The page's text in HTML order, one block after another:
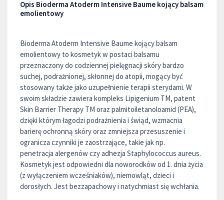
Opis Bioderma Atoderm Intensive Baume kojący balsam
emolientowy
Bioderma Atoderm Intensive Baume kojący balsam
emolientowy to kosmetyk w postaci balsamu
przeznaczony do codziennej pielęgnacji skóry bardzo
suchej, podrażnionej, skłonnej do atopii, mogący być
stosowany także jako uzupełnienie terapii sterydami. W
swoim składzie zawiera kompleks Lipigenium TM, patent
Skin Barrier Therapy TM oraz palmitoiletanoloamid (PEA),
dzięki którym łagodzi podrażnienia i świąd, wzmacnia
barierę ochronną skóry oraz zmniejsza przesuszenie i
ogranicza czynniki je zaostrzające, takie jak np.
penetracja alergenów czy adhezja Staphylococcus aureus.
Kosmetyk jest odpowiedni dla noworodków od 1. dnia życia
(z wyłączeniem wcześniaków), niemowląt, dzieci i
dorosłych. Jest bezzapachowy i natychmiast się wchłania.